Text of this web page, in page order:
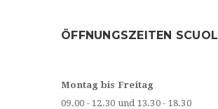
ÖFFNUNGSZEITEN SCUOL
Montag bis Freitag
09.00 - 12.30 und 13.30 - 18.30